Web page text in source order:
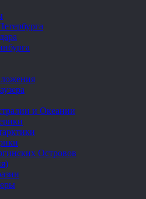
и Океании
Островов